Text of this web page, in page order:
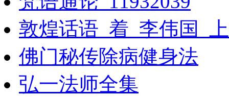
敦煌话语_着_李伟国_
佛门秘传除病健身法
弘一法师全集